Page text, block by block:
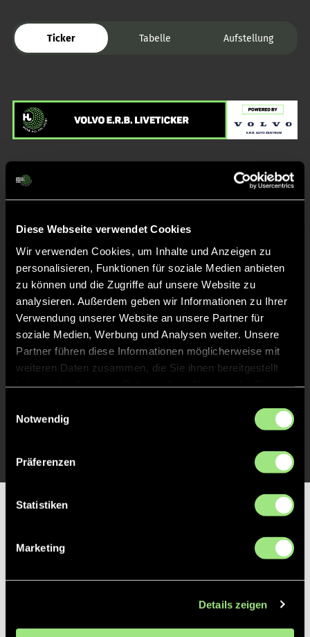
Diese Webseite verwendet Cookies
Wir verwenden Cookies, um Inhalte und Anzeigen zu
personalisieren, Funktionen für soziale Medien anbieten
zu können und die Zugriffe auf unsere Website zu
analysieren. Außerdem geben wir Informationen zu Ihrer
Verwendung unserer Website an unsere Partner für
soziale Medien, Werbung und Analysen weiter. Unsere
Partner führen diese Informationen möglicherweise mit
weiteren Daten zusammen, die Sie ihnen bereitgestellt
Notwendig
Präferenzen
Statistiken
Marketing
Details zeigen
Ticker Tabelle Aufstellung
Liveticker
Spiel beendet
33' TOR 2:0, FELDTOR
32' TOR 2:0, FELDTOR
Partner